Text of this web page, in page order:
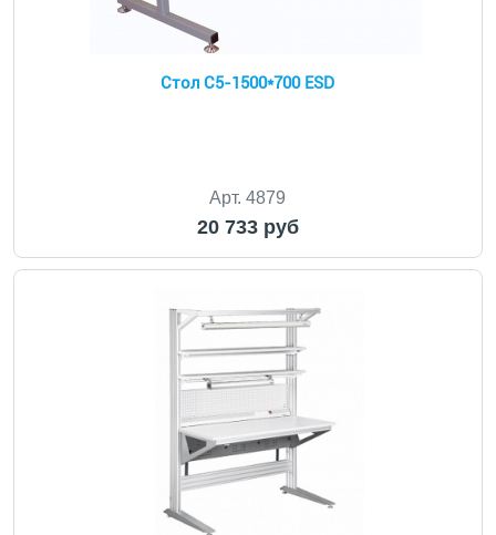
Стол С5-1500*700 ESD
Арт. 4879
20 733 руб